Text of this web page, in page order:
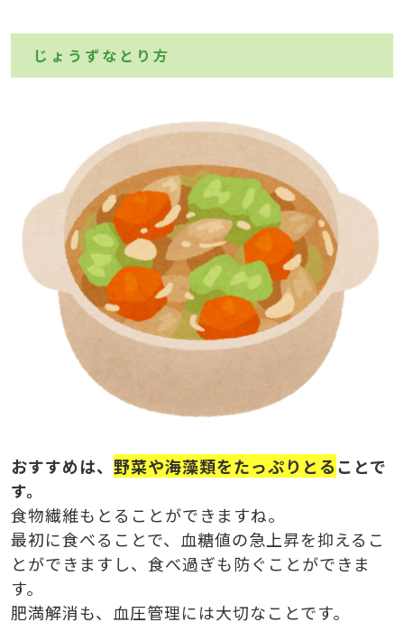
じょうずなとり方
おすすめは、 野菜や海藻類をたっぷりとることで
す。
食物繊維もとることができますね。
最初に食べることで、血糖値の急上昇を抑えるこ
とができますし、食べ過ぎも防ぐことができま
す。
肥満解消も、血圧管理には大切なことです。